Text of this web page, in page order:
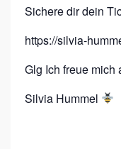
Sichere dir dein
https://silvia-
Glg Ich freue mich
Silvia Hummel